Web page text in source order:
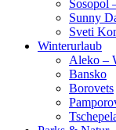
Sosopol
Sunny
Sveti
Winterurlaub
Aleko –
Bansko
Borovets